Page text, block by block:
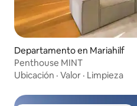
Departamento en Mariahilf
Penthouse MINT
Ubicación · Valor · Limpieza